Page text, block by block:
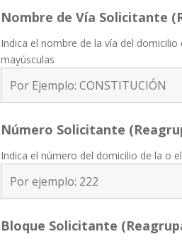
Nombre de Vía Solicitante
Indica el nombre de la vía del
mayúsculas
Número Solicitante
Indica el número del domicilio de la o
Bloque Solicitante